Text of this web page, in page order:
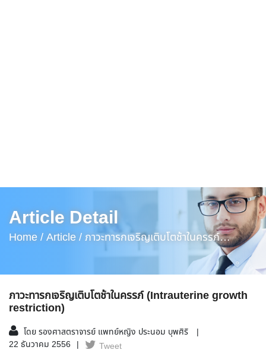
Article Detail
Home /Article /ภาวะทารกเจริญเติบโตช้าในครรภ์
(Intrauterine Growth Restriction)
ภาวะทารกเจริญเติบโตช้าในครรภ์ (Intrauterine growth
restriction)
โดย รองศาสตราจารย์ แพทย์หญิง ประนอม บุพศิริ
22 ธันวาคม 2556
Tweet